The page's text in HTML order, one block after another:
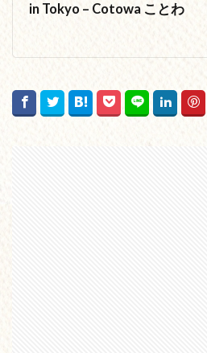
in Tokyo – Cotowa ことわ